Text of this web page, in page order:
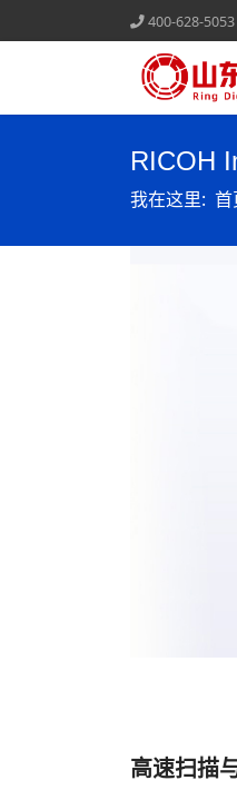
400-628-5053
RICOH
我在这里: 首
高速扫描